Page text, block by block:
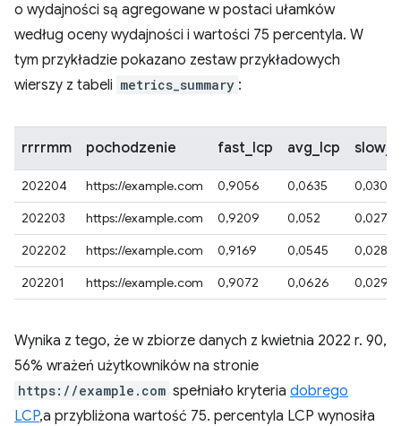
o wydajności są agregowane w postaci ułamków
według oceny wydajności i wartości 75 percentyla. W
tym przykładzie pokazano zestaw przykładowych
wierszy z tabeli metrics_summary :
rrrrmm pochodzenie fast_lcp avg_lcp
202204 https://example.com 0,9056 0,0635
0,0301
202203
https://example.com 0,9209 0,052
0,0274
202202
https://example.com 0,9169 0,0545
0,0284
202201
https://example.com 0,9072 0,0626 0,0298
Wynika z tego, że w zbiorze danych z kwietnia 2022 r. 90,
56% wrażeń użytkowników na stronie
https://example.com spełniało kryteria dobrego
LCP,a przybliżona wartość 75. percentyla LCP wynosiła